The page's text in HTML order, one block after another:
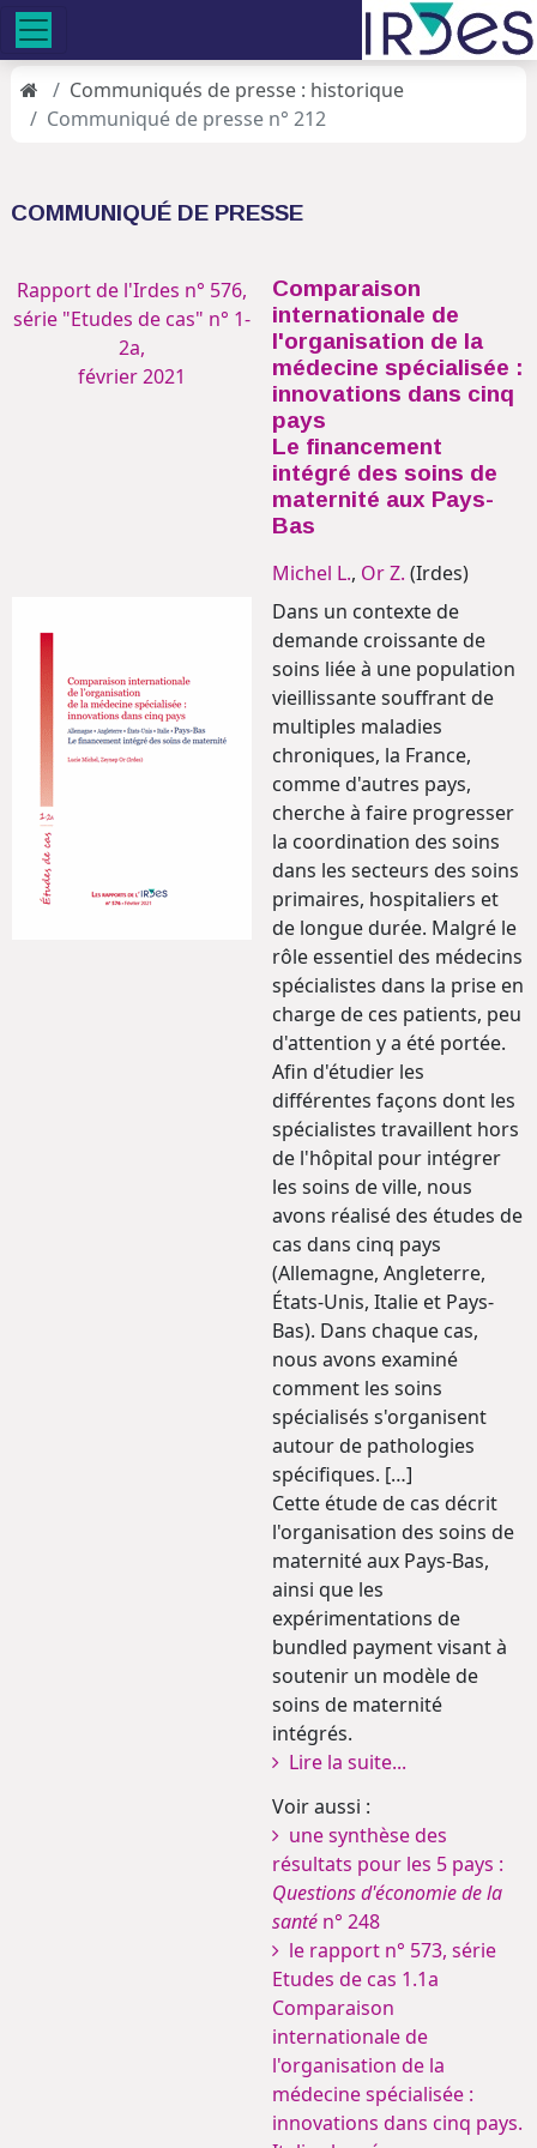
Communiqués de presse : historique
Communiqué de presse n° 212
COMMUNIQUÉ DE PRESSE
Rapport de l'Irdes n° 576,
série "Etudes de cas" n° 1-
2a,
février 2021
Comparaison
internationale de
l'organisation de la
médecine spécialisée :
innovations dans cinq
pays
Le financement
intégré des soins de
maternité aux Pays-
Bas
Michel L., Or Z. (Irdes)
Dans un contexte de
demande croissante de
soins liée à une population
vieillissante souffrant de
multiples maladies
chroniques, la France,
comme d'autres pays,
cherche à faire progresser
la coordination des soins
dans les secteurs des soins
primaires, hospitaliers et
de longue durée. Malgré le
rôle essentiel des médecins
spécialistes dans la prise en
charge de ces patients, peu
d'attention y a été portée.
Afin d'étudier les
différentes façons dont les
spécialistes travaillent hors
de l'hôpital pour intégrer
les soins de ville, nous
avons réalisé des études de
cas dans cinq pays
(Allemagne, Angleterre,
États-Unis, Italie et Pays-
Bas). Dans chaque cas,
nous avons examiné
comment les soins
spécialisés s'organisent
autour de pathologies
spécifiques. […]
Cette étude de cas décrit
l'organisation des soins de
maternité aux Pays-Bas,
ainsi que les
expérimentations de
bundled payment visant à
soutenir un modèle de
soins de maternité
intégrés.
Lire la suite...
Voir aussi :
une synthèse des
résultats pour les 5 pays :
Questions d'économie de la
santé n° 248
le rapport n° 573, série
Etudes de cas 1.1a
Comparaison
internationale de
l'organisation de la
médecine spécialisée :
innovations dans cinq pays.